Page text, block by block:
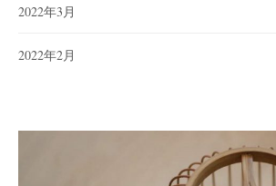
2022年3月
2022年2月